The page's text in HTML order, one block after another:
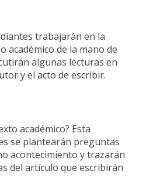
trabajarán en la
académico de la mano de
algunas lecturas en
y el acto de escribir.
académico? Esta
se plantearán preguntas
acontecimiento y trazarán
del artículo que escribirán